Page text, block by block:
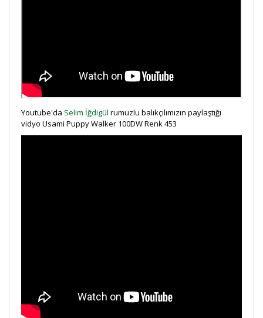
Youtube'da Selim İğdigül rumuzlu balıkçılımızın paylaştığı
vidyo Usami Puppy Walker 100DW Renk 453